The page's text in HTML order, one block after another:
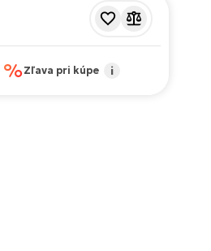
%Zľava pri kúpe i